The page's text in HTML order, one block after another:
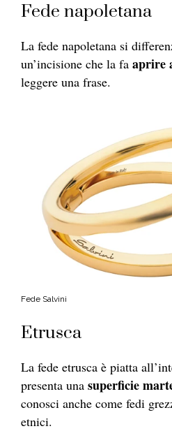
Fede napoletana
La fede napoletana si
un’incisione che la fa aprire
leggere una frase.
Fede Salvini
Etrusca
La fede etrusca è piatta
presenta una superficie
conosci anche come fedi
etnici.